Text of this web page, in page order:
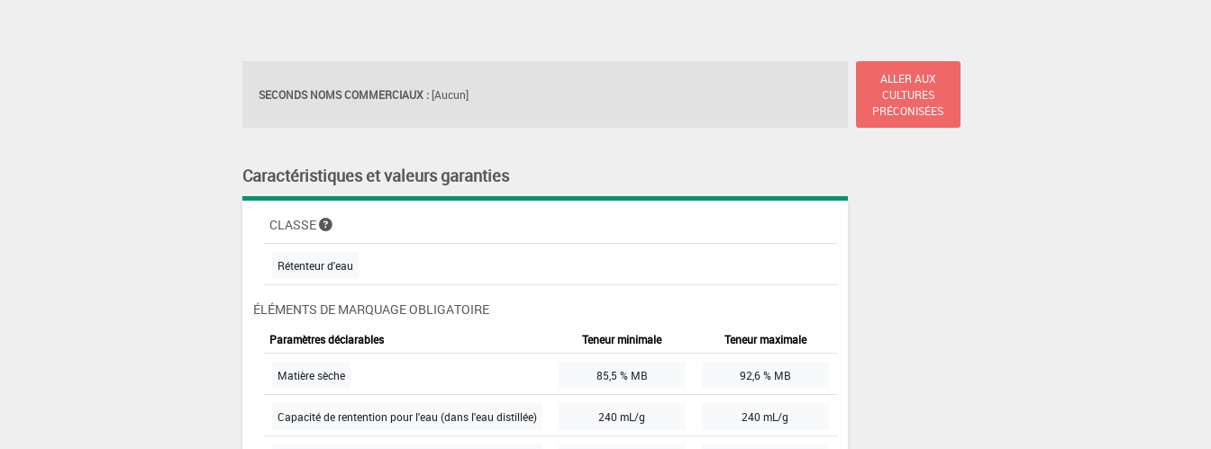
SECONDS NOMS COMMERCIAUX : [Aucun]
ALLER AUX
CULTURES
PRÉCONISÉES
Caractéristiques et valeurs garanties
CLASSE
Rétenteur d'eau
ÉLÉMENTS DE MARQUAGE OBLIGATOIRE
Paramètres déclarables Teneur minimale Teneur maximale
Matière sèche 85,5 % MB 92,6 % MB
Capacité de rentention pour l'eau (dans l'eau distillée) 240 mL/g 240 mL/g